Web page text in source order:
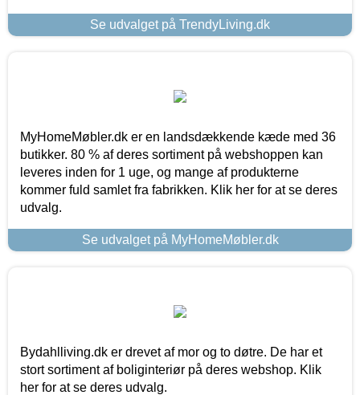
Se udvalget på TrendyLiving.dk
MyHomeMøbler.dk er en landsdækkende kæde med 36
butikker. 80 % af deres sortiment på webshoppen kan
leveres inden for 1 uge, og mange af produkterne
kommer fuld samlet fra fabrikken. Klik her for at se deres
udvalg.
Se udvalget på MyHomeMøbler.dk
Bydahlliving.dk er drevet af mor og to døtre. De har et
stort sortiment af boliginteriør på deres webshop. Klik
her for at se deres udvalg.